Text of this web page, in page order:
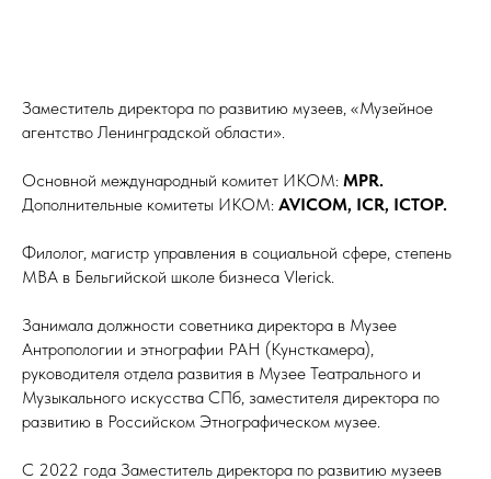
Заместитель директора по развитию музеев, «Музейное
агентство Ленинградской области».
Основной международный комитет ИКОМ: MPR.
Дополнительные комитеты ИКОМ: AVICOM, ICR, ICTOP.
Филолог, магистр управления в социальной сфере, степень
MBA в Бельгийской школе бизнеса Vlerick.
Занимала должности советника директора в Музее
Антропологии и этнографии РАН (Кунсткамера),
руководителя отдела развития в Музее Театрального и
Музыкального искусства СПб, заместителя директора по
развитию в Российском Этнографическом музее.
С 2022 года Заместитель директора по развитию музеев